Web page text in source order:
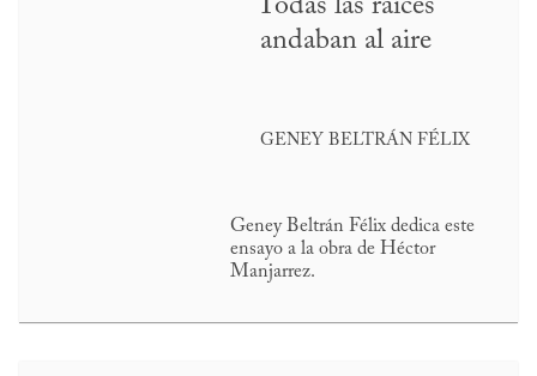
Todas las raíces
andaban al aire
GENEY BELTRÁN FÉLIX
Geney Beltrán Félix dedica este
ensayo a la obra de Héctor
Manjarrez.